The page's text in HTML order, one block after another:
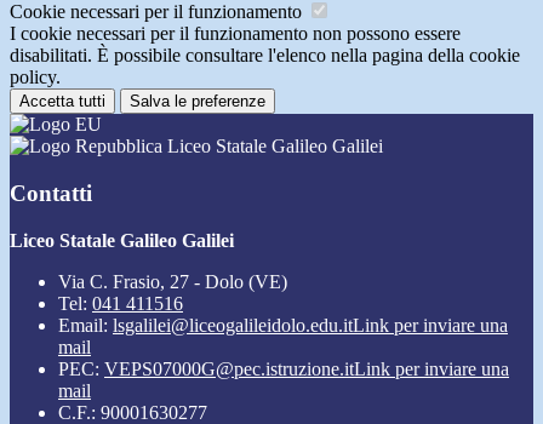
Cookie necessari per il funzionamento
I cookie necessari per il funzionamento non possono essere
disabilitati. È possibile consultare l'elenco nella pagina della cookie
policy.
Accetta tutti Salva le preferenze
Liceo Statale Galileo Galilei
Contatti
Liceo Statale Galileo Galilei
Via C. Frasio, 27 - Dolo (VE)
Tel: 041 411516
Email: lsgalilei@liceogalileidolo.edu.itLink per inviare una
mail
PEC: VEPS07000G@pec.istruzione.itLink per inviare una
mail
C.F.: 90001630277